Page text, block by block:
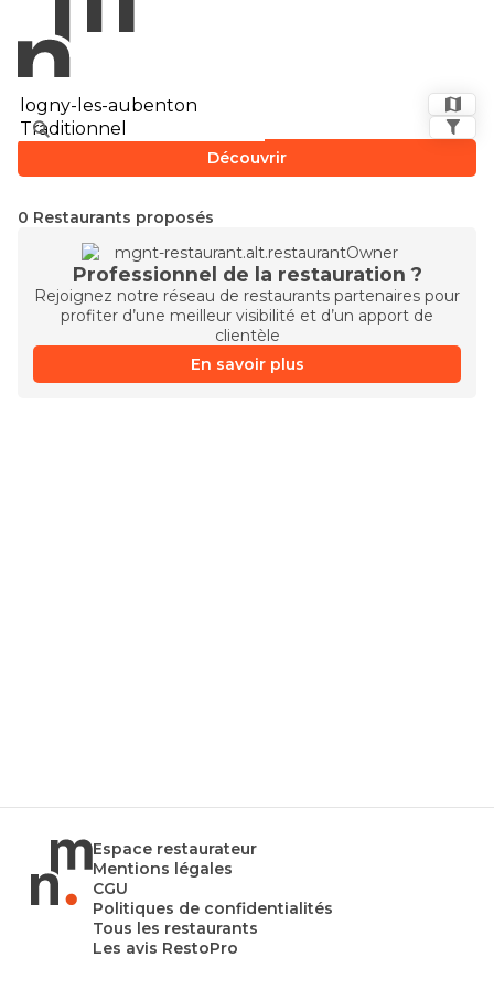
Découvrir
0 Restaurants proposés
Professionnel de la restauration ?
Rejoignez notre réseau de restaurants partenaires pour
profiter d’une meilleur visibilité et d’un apport de
clientèle
En savoir plus
Espace restaurateur
Mentions légales
CGU
Politiques de confidentialités
Tous les restaurants
Les avis RestoPro